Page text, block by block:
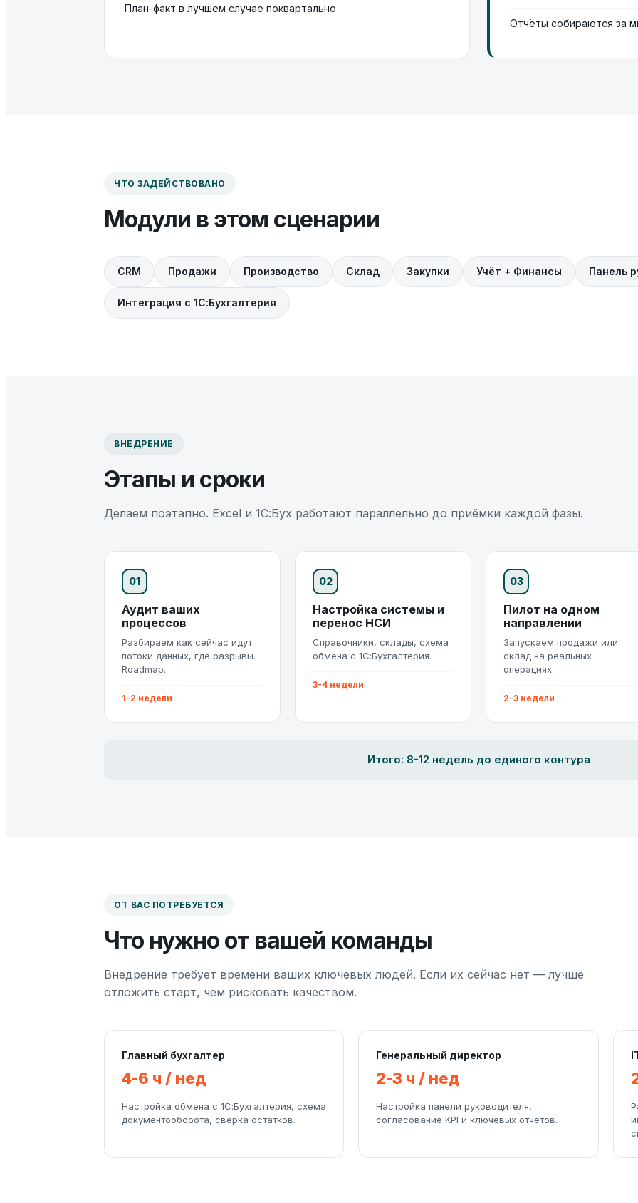
План-факт в лучшем случае поквартально
Отчёты собираются за
ЧТО ЗАДЕЙСТВОВАНО
Модули в этом сценарии
CRM Продажи Производство Склад Закупки Учёт + Финансы Панель
Интеграция с 1С:Бухгалтерия
ВНЕДРЕНИЕ
Этапы и сроки
Делаем поэтапно. Excel и 1С:Бух работают параллельно до приёмки каждой фазы.
01
Аудит ваших
процессов
Разбираем как сейчас идут
потоки данных, где разрывы.
Roadmap.
1-2 недели
02
Настройка системы и
перенос НСИ
Справочники, склады, схема
обмена с 1С:Бухгалтерия.
3-4 недели
03
Пилот на одном
направлении
Запускаем продажи или
склад на реальных
операциях.
2-3 недели
Итого: 8-12 недель до единого контура
ОТ ВАС ПОТРЕБУЕТСЯ
Что нужно от вашей команды
Внедрение требует времени ваших ключевых людей. Если их сейчас нет — лучше
отложить старт, чем рисковать качеством.
Главный бухгалтер
4-6 ч / нед
Настройка обмена с 1С:Бухгалтерия, схема
документооборота, сверка остатков.
Генеральный директор
2-3 ч / нед
Настройка панели руководителя,
согласование KPI и ключевых отчётов.